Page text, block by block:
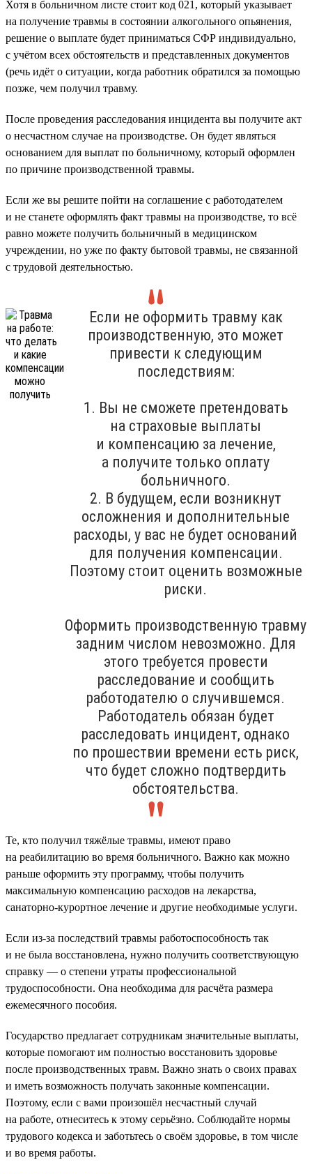
Хотя в больничном листе стоит код 021, который указывает
на получение травмы в состоянии алкогольного опьянения,
решение о выплате будет приниматься СФР индивидуально,
с учётом всех обстоятельств и представленных документов
(речь идёт о ситуации, когда работник обратился за помощью
позже, чем получил травму.
После проведения расследования инцидента вы получите акт
о несчастном случае на производстве. Он будет являться
основанием для выплат по больничному, который оформлен
по причине производственной травмы.
Если же вы решите пойти на соглашение с работодателем
и не станете оформлять факт травмы на производстве, то всё
равно можете получить больничный в медицинском
учреждении, но уже по факту бытовой травмы, не связанной
с трудовой деятельностью.
Если не оформить травму как
производственную, это может
привести к следующим
последствиям:
1. Вы не сможете претендовать
на страховые выплаты
и компенсацию за лечение,
а получите только оплату
больничного.
2. В будущем, если возникнут
осложнения и дополнительные
расходы, у вас не будет оснований
для получения компенсации.
Поэтому стоит оценить возможные
риски.
Оформить производственную травму
задним числом невозможно. Для
этого требуется провести
расследование и сообщить
работодателю о случившемся.
Работодатель обязан будет
расследовать инцидент, однако
по прошествии времени есть риск,
что будет сложно подтвердить
обстоятельства.
Те, кто получил тяжёлые травмы, имеют право
на реабилитацию во время больничного. Важно как можно
раньше оформить эту программу, чтобы получить
максимальную компенсацию расходов на лекарства,
санаторно-курортное лечение и другие необходимые услуги.
Если из-за последствий травмы работоспособность так
и не была восстановлена, нужно получить соответствующую
справку — о степени утраты профессиональной
трудоспособности. Она необходима для расчёта размера
ежемесячного пособия.
Государство предлагает сотрудникам значительные выплаты,
которые помогают им полностью восстановить здоровье
после производственных травм. Важно знать о своих правах
и иметь возможность получать законные компенсации.
Поэтому, если с вами произошёл несчастный случай
на работе, отнеситесь к этому серьёзно. Соблюдайте нормы
трудового кодекса и заботьтесь о своём здоровье, в том числе
и во время работы.